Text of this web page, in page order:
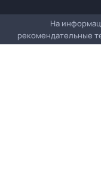
На
рекомендательные